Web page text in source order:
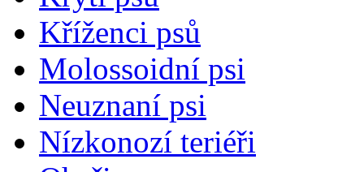
Kříženci psů
Molossoidní psi
Neuznaní psi
Nízkonozí teriéři